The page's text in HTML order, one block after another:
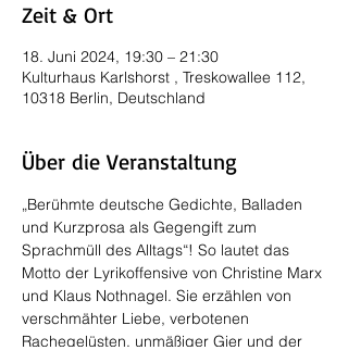
Zeit & Ort
18. Juni 2024, 19:30 – 21:30
Kulturhaus Karlshorst , Treskowallee 112,
10318 Berlin, Deutschland
Über die Veranstaltung
„Berühmte deutsche Gedichte, Balladen
und Kurzprosa als Gegengift zum
Sprachmüll des Alltags“! So lautet das
Motto der Lyrikoffensive von Christine Marx
und Klaus Nothnagel. Sie erzählen von
verschmähter Liebe, verbotenen
Rachegelüsten, unmäßiger Gier und der